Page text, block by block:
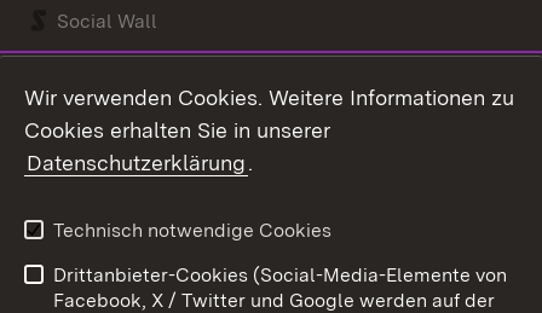
Social Wall
Kontakt
Barrierefreiheit
Impressum
Cookies
Wir verwenden Cookies. Weitere Informationen zu
Cookies erhalten Sie in unserer
Datenschutzerklärung.
Technisch notwendige Cookies
Drittanbieter-Cookies (Social-Media-Elemente von
Facebook, X / Twitter und Google werden auf der